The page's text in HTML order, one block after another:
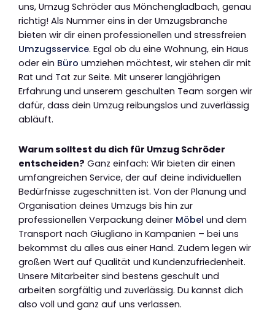
uns, Umzug Schröder aus Mönchengladbach, genau
richtig! Als Nummer eins in der Umzugsbranche
bieten wir dir einen professionellen und stressfreien
Umzugsservice. Egal ob du eine Wohnung, ein Haus
oder ein Büro umziehen möchtest, wir stehen dir mit
Rat und Tat zur Seite. Mit unserer langjährigen
Erfahrung und unserem geschulten Team sorgen wir
dafür, dass dein Umzug reibungslos und zuverlässig
abläuft.
Warum solltest du dich für Umzug Schröder
entscheiden? Ganz einfach: Wir bieten dir einen
umfangreichen Service, der auf deine individuellen
Bedürfnisse zugeschnitten ist. Von der Planung und
Organisation deines Umzugs bis hin zur
professionellen Verpackung deiner Möbel und dem
Transport nach Giugliano in Kampanien – bei uns
bekommst du alles aus einer Hand. Zudem legen wir
großen Wert auf Qualität und Kundenzufriedenheit.
Unsere Mitarbeiter sind bestens geschult und
arbeiten sorgfältig und zuverlässig. Du kannst dich
also voll und ganz auf uns verlassen.